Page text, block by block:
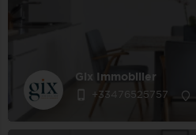
Gix Immobilier
+33476525757